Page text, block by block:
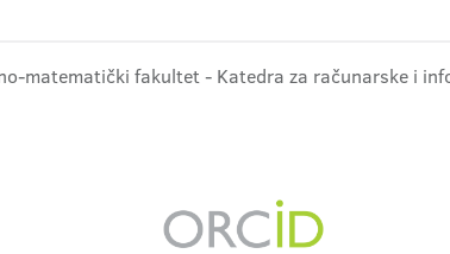
matematički fakultet - Katedra za računarske i